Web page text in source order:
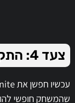
צעד 4: התקינו את פורטנייט
שהמשחק חופשי